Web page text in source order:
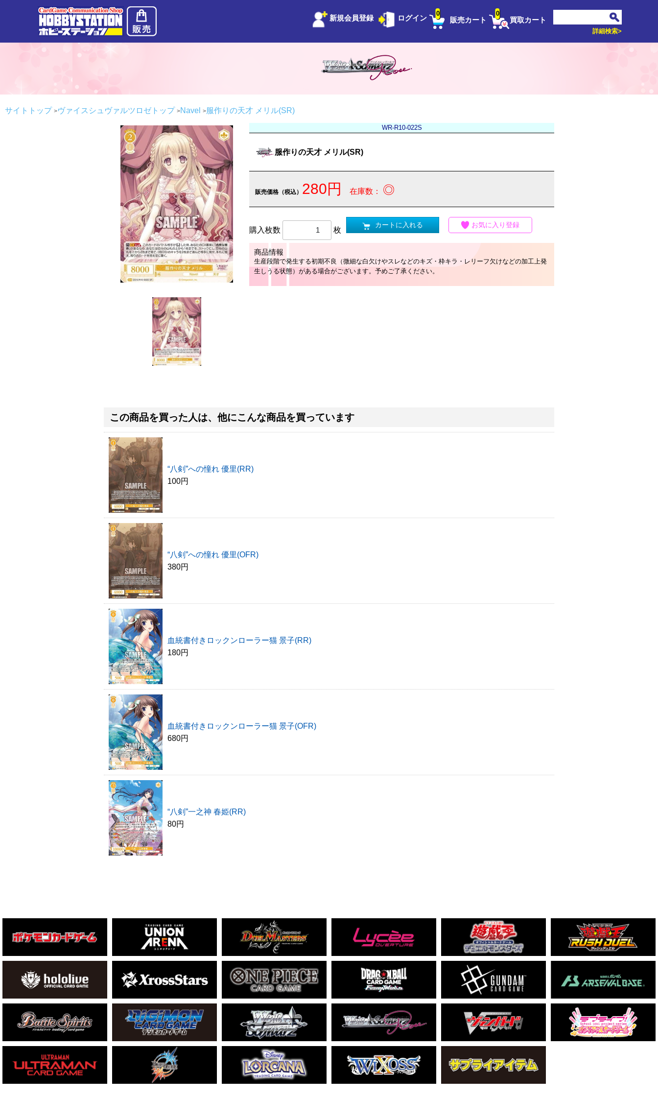
新規会員登録 ログイン 販売カート
0
買取カート
0
詳細検索>
サイトトップ ヴァイスシュヴァルツロゼトップ Navel 服作りの天才 メリル(SR)
WR-R10-022S
服作りの天才 メリル(SR)
販売価格（税込） 280円 在庫数： ◎
購入枚数 枚
カートに入れる お気に入り登録
商品情報
生産段階で発生する初期不良（微細な白欠けやスレなどのキズ・枠キラ・レリーフ欠けなどの加工上発
生しうる状態）がある場合がございます。予めご了承ください。
この商品を買った人は、他にこんな商品を買っています
“八剣”への憧れ 優里(RR)
100円
“八剣”への憧れ 優里(OFR)
380円
血統書付きロックンローラー猫 景子(RR)
180円
血統書付きロックンローラー猫 景子(OFR)
680円
“八剣”一之神 春姫(RR)
80円